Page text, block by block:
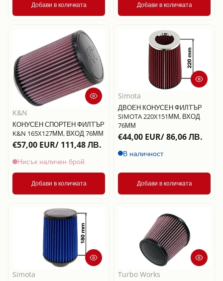
Добави в количката Добави в количката
K&N
КОНУСЕН СПОРТЕН ФИЛТЪР
K&N 165X127ММ, ВХОД 76ММ
€57,00 EUR/ 111,48 ЛВ.
Нисък наличен брой
Добави в количката
Simota
ДВОЕН КОНУСЕН ФИЛТЪР
SIMOTA 220X151ММ, ВХОД
76ММ
€44,00 EUR/ 86,06 ЛВ.
В наличност
Добави в количката
Simota Turbo Works